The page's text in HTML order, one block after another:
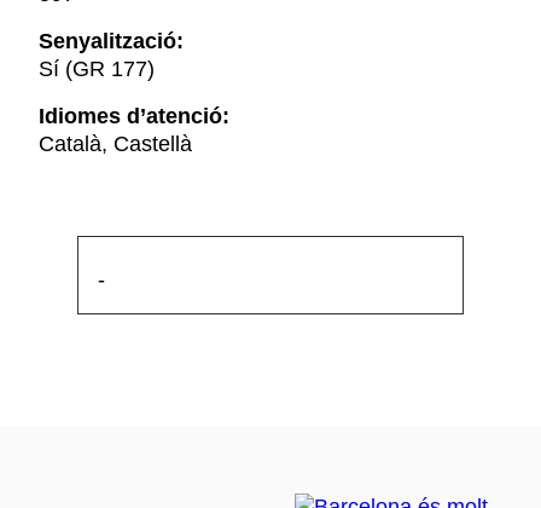
Senyalització:
Sí (GR 177)
Idiomes d’atenció:
Català, Castellà
-